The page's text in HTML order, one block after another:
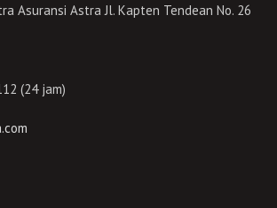
Asuransi Astra Jl. Kapten Tendean No. 26
(24 jam)